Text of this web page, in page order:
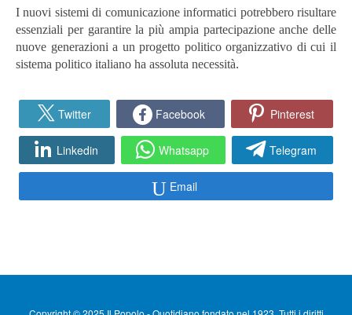
I nuovi sistemi di comunicazione informatici potrebbero risultare
essenziali per garantire la più ampia partecipazione anche delle
nuove generazioni a un progetto politico organizzativo di cui il
sistema politico italiano ha assoluta necessità.
Twitter Facebook Pinterest
Linkedin Whatsapp Telegram
Email